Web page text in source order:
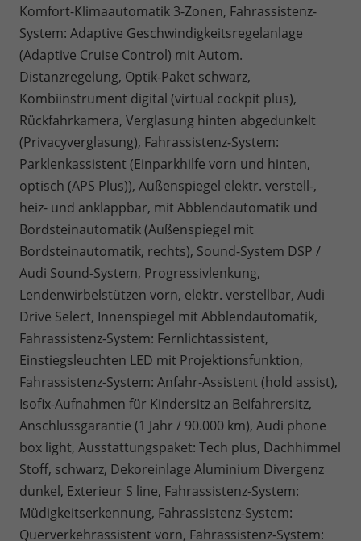
Komfort-Klimaautomatik 3-Zonen, Fahrassistenz-
System: Adaptive Geschwindigkeitsregelanlage
(Adaptive Cruise Control) mit Autom.
Distanzregelung, Optik-Paket schwarz,
Kombiinstrument digital (virtual cockpit plus),
Rückfahrkamera, Verglasung hinten abgedunkelt
(Privacyverglasung), Fahrassistenz-System:
Parklenkassistent (Einparkhilfe vorn und hinten,
optisch (APS Plus)), Außenspiegel elektr. verstell-,
heiz- und anklappbar, mit Abblendautomatik und
Bordsteinautomatik (Außenspiegel mit
Bordsteinautomatik, rechts), Sound-System DSP /
Audi Sound-System, Progressivlenkung,
Lendenwirbelstützen vorn, elektr. verstellbar, Audi
Drive Select, Innenspiegel mit Abblendautomatik,
Fahrassistenz-System: Fernlichtassistent,
Einstiegsleuchten LED mit Projektionsfunktion,
Fahrassistenz-System: Anfahr-Assistent (hold assist),
Isofix-Aufnahmen für Kindersitz an Beifahrersitz,
Anschlussgarantie (1 Jahr / 90.000 km), Audi phone
box light, Ausstattungspaket: Tech plus, Dachhimmel
Stoff, schwarz, Dekoreinlage Aluminium Divergenz
dunkel, Exterieur S line, Fahrassistenz-System:
Müdigkeitserkennung, Fahrassistenz-System:
Querverkehrassistent vorn, Fahrassistenz-System: